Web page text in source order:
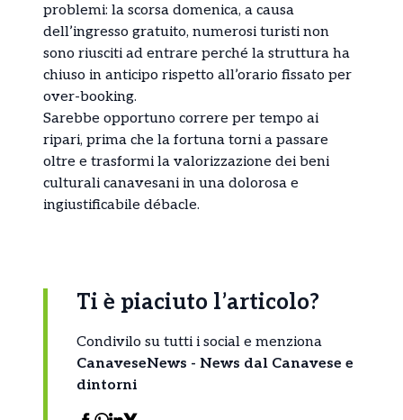
problemi: la scorsa domenica, a causa
dell’ingresso gratuito, numerosi turisti non
sono riusciti ad entrare perché la struttura ha
chiuso in anticipo rispetto all’orario fissato per
over-booking.
Sarebbe opportuno correre per tempo ai
ripari, prima che la fortuna torni a passare
oltre e trasformi la valorizzazione dei beni
culturali canavesani in una dolorosa e
ingiustificabile débacle.
Ti è piaciuto l’articolo?
Condivilo su tutti i social e menziona
CanaveseNews - News dal Canavese e
dintorni